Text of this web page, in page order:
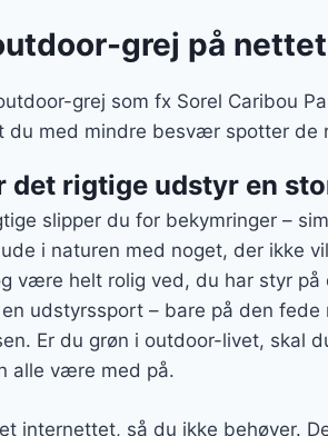
grej på
grej som fx Sorel Caribou
du med mindre besvær spotter de
det rigtige udstyr en
slipper du for bekymringer –
i naturen med noget, der ikke
være helt rolig ved, du har styr på
udstyrssport – bare på den
Er du grøn i outdoor-livet, skal
alle være med på.
internettet, så du ikke behøver.